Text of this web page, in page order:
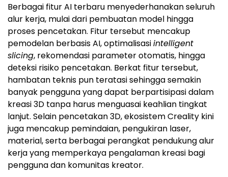
Berbagai fitur AI terbaru menyederhanakan seluruh
alur kerja, mulai dari pembuatan model hingga
proses pencetakan. Fitur tersebut mencakup
pemodelan berbasis AI, optimalisasiintelligent
slicing, rekomendasi parameter otomatis, hingga
deteksi risiko pencetakan. Berkat fitur tersebut,
hambatan teknis pun teratasi sehingga semakin
banyak pengguna yang dapat berpartisipasi dalam
kreasi 3D tanpa harus menguasai keahlian tingkat
lanjut. Selain pencetakan 3D, ekosistem Creality kini
juga mencakup pemindaian, pengukiran laser,
material, serta berbagai perangkat pendukung alur
kerja yang memperkaya pengalaman kreasi bagi
pengguna dan komunitas kreator.